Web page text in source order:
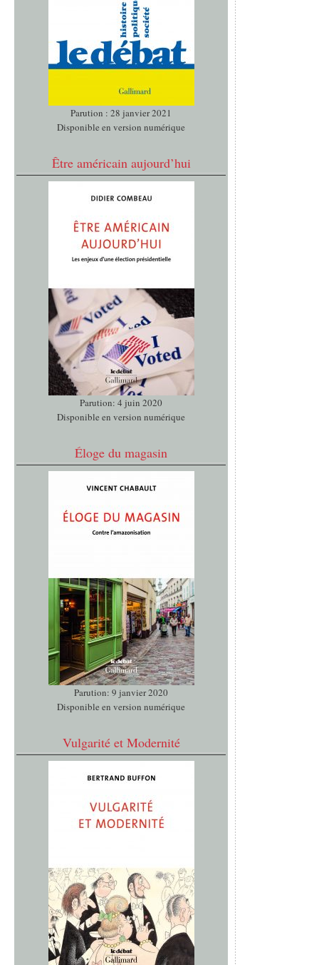
Parution : 28 janvier 2021
Disponible en version numérique
Être américain aujourd’hui
Parution: 4 juin 2020
Disponible en version numérique
Éloge du magasin
Parution: 9 janvier 2020
Disponible en version numérique
Vulgarité et Modernité